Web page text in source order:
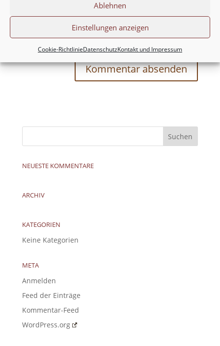
Ablehnen
Einstellungen anzeigen
Cookie-RichtlinieDatenschutzKontakt und Impressum
meine Website in diesem Browser für die nächste
NEUESTE KOMMENTARE
ARCHIV
KATEGORIEN
Keine Kategorien
META
Anmelden
Feed der Einträge
Kommentar-Feed
WordPress.org